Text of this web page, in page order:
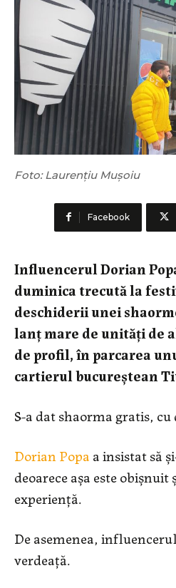
Foto: Laurențiu Mușoiu
Facebook
Influencerul Dorian
duminica trecută la
deschiderii unei
lanț mare de unități de
de profil, în parcarea
cartierul bucureștean
S-a dat shaorma gratis, cu
Dorian Popa a insistat să
deoarece așa este
experiență.
De asemenea,
verdeață.